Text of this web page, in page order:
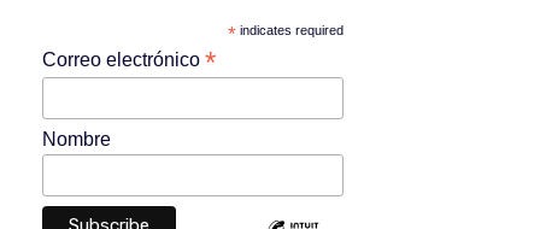
*indicates required
Correo electrónico *
Nombre